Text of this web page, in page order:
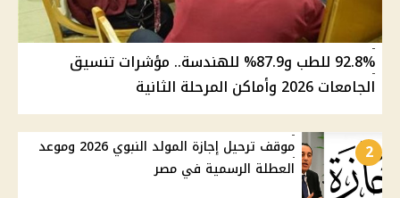
92.8% للطب و87.9% للهندسة.. مؤشرات تنسيق
الجامعات 2026 وأماكن المرحلة الثانية
2
موقف ترحيل إجازة المولد النبوي 2026 وموعد
العطلة الرسمية في مصر